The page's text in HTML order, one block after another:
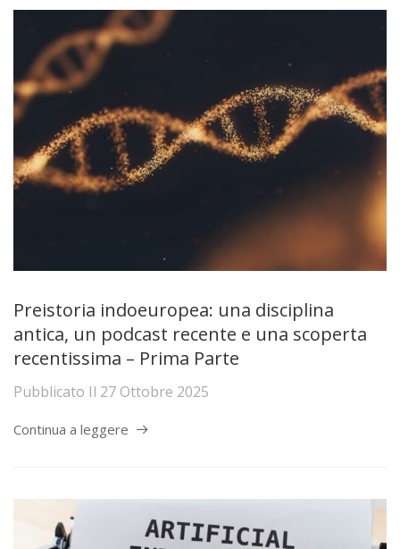
Preistoria indoeuropea: una disciplina
antica, un podcast recente e una scoperta
recentissima – Prima Parte
Pubblicato Il 27 Ottobre 2025
Continua a leggere